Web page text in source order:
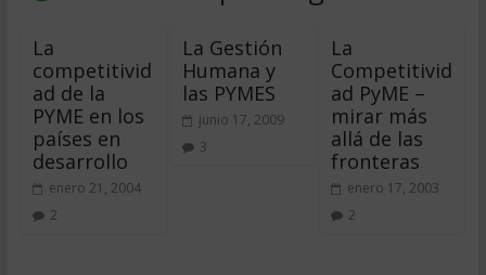
La
competitivid
ad de la
PYME en los
países en
desarrollo
enero 21, 2004
2
La Gestión
Humana y
las PYMES
junio 17, 2009
3
La
Competitivid
ad PyME –
mirar más
allá de las
fronteras
enero 17, 2003
2